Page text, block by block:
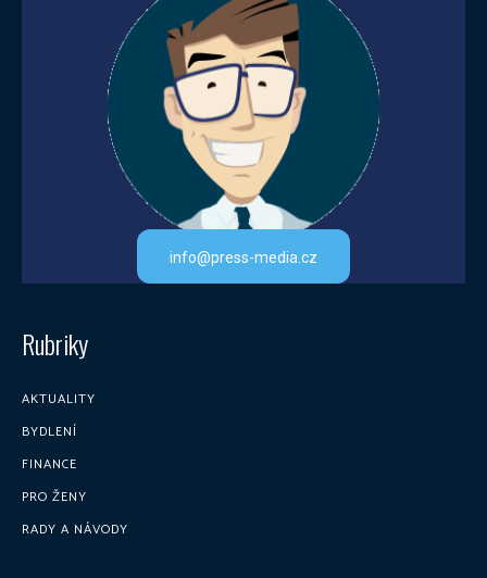
info@press-media.cz
Rubriky
AKTUALITY
BYDLENÍ
FINANCE
PRO ŽENY
RADY A NÁVODY